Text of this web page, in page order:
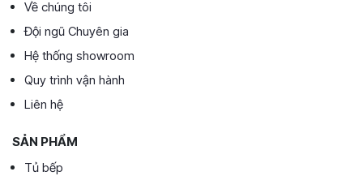
Về chúng tôi
Đội ngũ Chuyên gia
Hệ thống showroom
Quy trình vận hành
Liên hệ
SẢN PHẨM
Tủ bếp